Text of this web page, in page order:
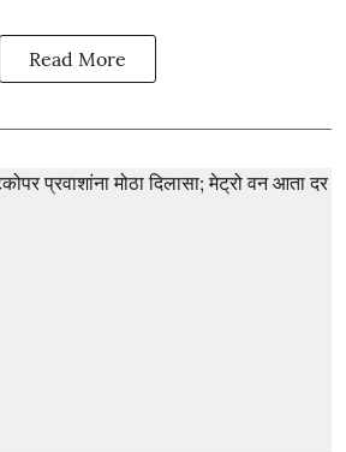
Read More